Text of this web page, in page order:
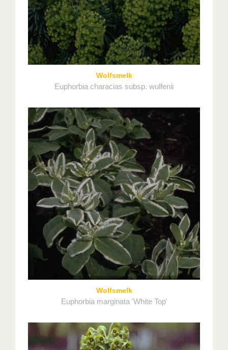
Wolfsmelk
Euphorbia characias subsp. wulfenii
Wolfsmelk
Euphorbia marginata 'White Top'